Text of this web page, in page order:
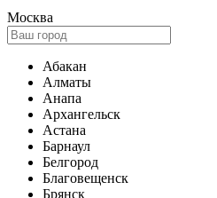
Москва
Абакан
Алматы
Анапа
Архангельск
Астана
Барнаул
Белгород
Благовещенск
Брянск